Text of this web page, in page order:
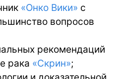
«Онко Вики» с
вопросов
рекомендаций
рака «Скрин»;